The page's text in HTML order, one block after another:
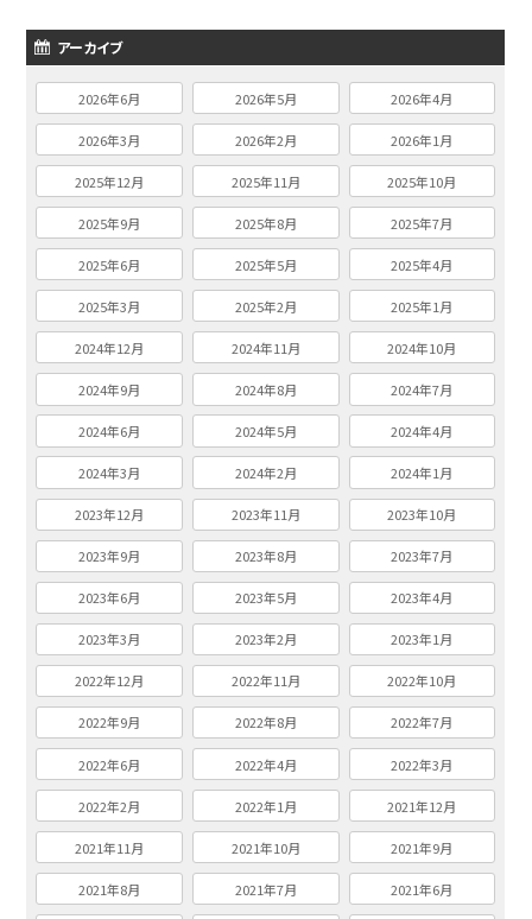
アーカイブ
2026年6月 2026年5月 2026年4月
2026年3月 2026年2月 2026年1月
2025年12月 2025年11月 2025年10月
2025年9月 2025年8月 2025年7月
2025年6月 2025年5月 2025年4月
2025年3月 2025年2月 2025年1月
2024年12月 2024年11月 2024年10月
2024年9月 2024年8月 2024年7月
2024年6月 2024年5月 2024年4月
2024年3月 2024年2月 2024年1月
2023年12月 2023年11月 2023年10月
2023年9月 2023年8月 2023年7月
2023年6月 2023年5月 2023年4月
2023年3月 2023年2月 2023年1月
2022年12月 2022年11月 2022年10月
2022年9月 2022年8月 2022年7月
2022年6月 2022年4月 2022年3月
2022年2月 2022年1月 2021年12月
2021年11月 2021年10月 2021年9月
2021年8月 2021年7月 2021年6月